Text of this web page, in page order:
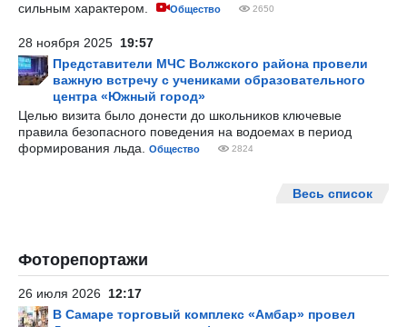
сильным характером.
Общество 2650
28 ноября 2025 19:57
Представители МЧС Волжского района провели
важную встречу с учениками образовательного
центра «Южный город»
Целью визита было донести до школьников ключевые
правила безопасного поведения на водоемах в период
формирования льда.
Общество 2824
Весь список
Фоторепортажи
26 июля 2026 12:17
В Самаре торговый комплекс «Амбар» провел